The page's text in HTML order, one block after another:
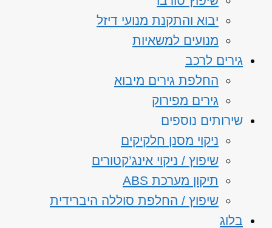
יבוא והתקנת מנועי דיזל
מנועים למשאיות
גירים לרכב
החלפת גירים מיבוא
גירים מפירוק
שירותים נוספים
ניקוי מסנן חלקיקים
שיפוץ / ניקוי אינג’קטורים
תיקון מערכת ABS
שיפוץ / החלפת סוללה היברידית
בלוג